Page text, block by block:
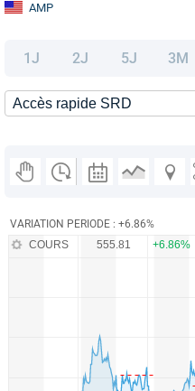
AMP
1J 2J 5J 3M
VARIATION PERIODE : +6.86%
COURS 555.81 +6.86%